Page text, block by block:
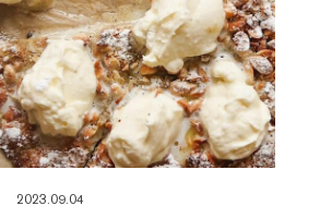
2023.09.04